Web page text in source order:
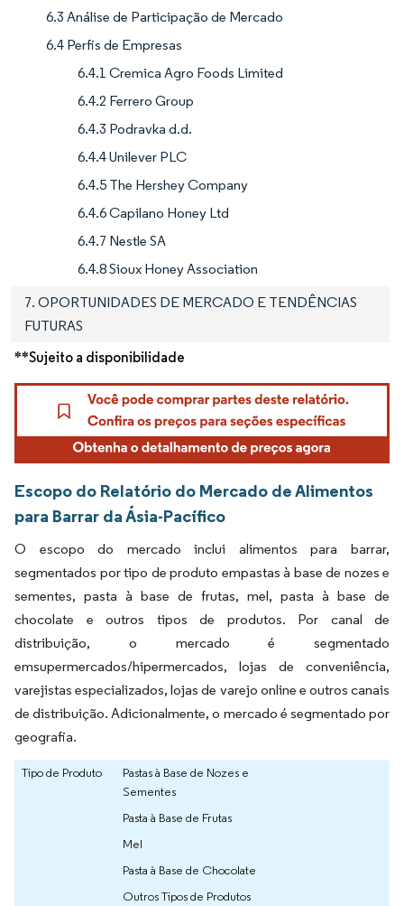
6.3 Análise de Participação de Mercado
6.4 Perfis de Empresas
6.4.1 Cremica Agro Foods Limited
6.4.2 Ferrero Group
6.4.3 Podravka d.d.
6.4.4 Unilever PLC
6.4.5 The Hershey Company
6.4.6 Capilano Honey Ltd
6.4.7 Nestle SA
6.4.8 Sioux Honey Association
7. OPORTUNIDADES DE MERCADO E TENDÊNCIAS
FUTURAS
**Sujeito a disponibilidade
Escopo do Relatório do Mercado de Alimentos
para Barrar da Ásia-Pacífico
O escopo do mercado inclui alimentos para barrar,
segmentados por tipo de produto empastas à base de nozes e
sementes, pasta à base de frutas, mel, pasta à base de
chocolate e outros tipos de produtos. Por canal de
distribuição, o mercado é segmentado
emsupermercados/hipermercados, lojas de conveniência,
varejistas especializados, lojas de varejo online e outros canais
de distribuição. Adicionalmente, o mercado é segmentado por
geografia.
Tipo de Produto
Pastas à Base de Nozes e
Sementes
Pasta à Base de Frutas
Mel
Pasta à Base de Chocolate
Outros Tipos de Produtos